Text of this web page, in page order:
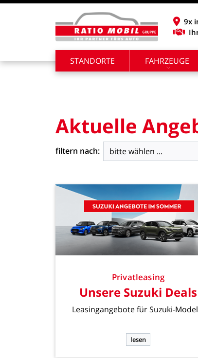
9x
STANDORTE FAHRZEUGE
Aktuelle
filtern nach:
Privatleasing
Unsere Suzuki Deals
LeasingangebotefürSuzuki-
lesen